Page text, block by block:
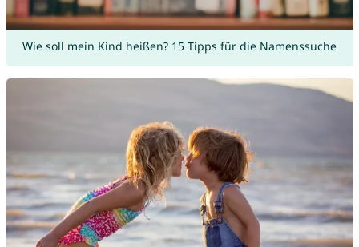
Wie soll mein Kind heißen? 15 Tipps für die Namenssuche